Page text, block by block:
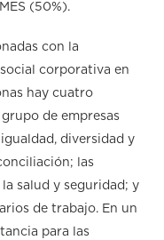
(50%).
con la
corporativa en
hay cuatro
de empresas
diversidad y
las
salud y seguridad; y
de trabajo. En un
para las